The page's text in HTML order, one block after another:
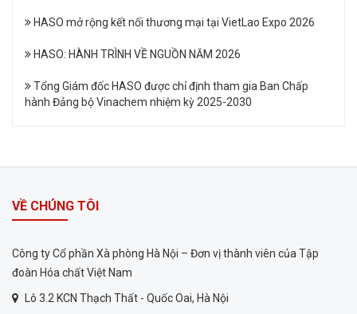
HASO mở rộng kết nối thương mại tại VietLao Expo 2026
HASO: HÀNH TRÌNH VỀ NGUỒN NĂM 2026
Tổng Giám đốc HASO được chỉ định tham gia Ban Chấp
hành Đảng bộ Vinachem nhiệm kỳ 2025-2030
VỀ CHÚNG TÔI
Công ty Cổ phần Xà phòng Hà Nội – Đơn vị thành viên của Tập
đoàn Hóa chất Việt Nam
Lô 3.2 KCN Thạch Thất - Quốc Oai, Hà Nội